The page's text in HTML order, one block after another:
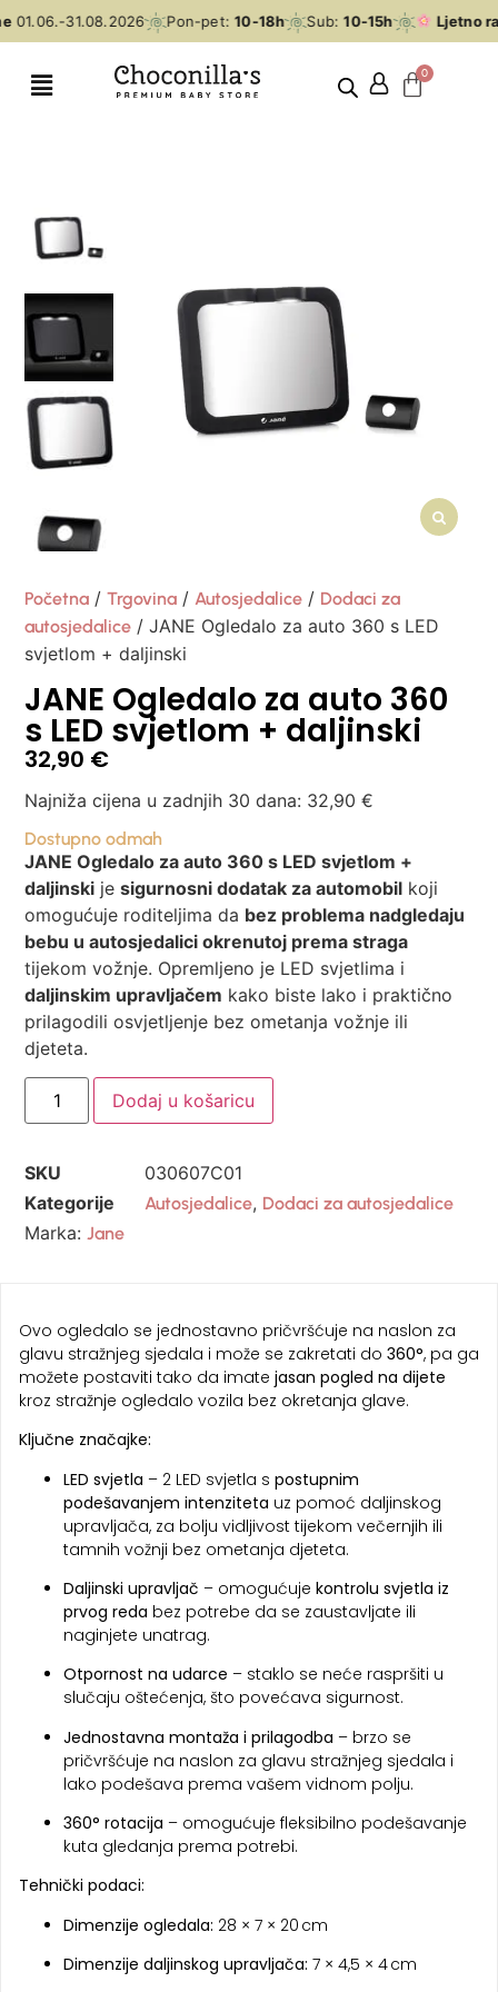
01.06.-31.08.2026 Pon-pet:10-18h Sub:10-15h Ljetno
Početna /Trgovina /Autosjedalice / Dodaci za
autosjedalice / JANE Ogledalo za auto 360 s LED
svjetlom + daljinski
JANE Ogledalo za auto 360
s LED svjetlom + daljinski
32,90 €
Najniža cijena u zadnjih 30 dana: 32,90€
Dostupno odmah
JANE Ogledalo za auto 360 s LED svjetlom +
daljinski jesigurnosni dodatak za automobil koji
omogućuje roditeljima da bez problema nadgledaju
bebu u autosjedalici okrenutoj prema straga
tijekom vožnje. Opremljeno je LED svjetlima i
daljinskim upravljačem kako biste lako i praktično
prilagodili osvjetljenje bez ometanja vožnje ili
djeteta.
Dodaj u košaricu
SKU
030607C01
Kategorije
Autosjedalice, Dodaci za autosjedalice
Marka: Jane
Ovo ogledalo se jednostavno pričvršćuje na naslon za
glavu stražnjeg sjedala i može se zakretati do 360°, pa ga
možete postaviti tako da imate jasan pogled na dijete
kroz stražnje ogledalo vozila bez okretanja glave.
Ključne značajke:
LED svjetla – 2 LED svjetla s postupnim
podešavanjem intenziteta uz pomoć daljinskog
upravljača, za bolju vidljivost tijekom večernjih ili
tamnih vožnji bez ometanja djeteta.
Daljinski upravljač – omogućuje kontrolu svjetla iz
prvog reda bez potrebe da se zaustavljate ili
naginjete unatrag.
Otpornost na udarce – staklo se neće raspršiti u
slučaju oštećenja, što povećava sigurnost.
Jednostavna montaža i prilagodba – brzo se
pričvršćuje na naslon za glavu stražnjeg sjedala i
lako podešava prema vašem vidnom polju.
360° rotacija – omogućuje fleksibilno podešavanje
kuta gledanja prema potrebi.
Tehnički podaci:
Dimenzije ogledala: 28 × 7 × 20 cm
Dimenzije daljinskog upravljača: 7 × 4,5 × 4 cm